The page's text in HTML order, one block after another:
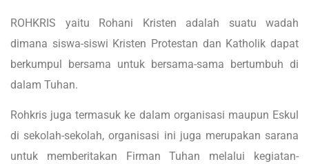
ROHKRIS yaitu Rohani Kristen adalah suatu wadah
dimana siswa-siswi Kristen Protestan dan Katholik dapat
berkumpul bersama untuk bersama-sama bertumbuh di
dalam Tuhan.
Rohkris juga termasuk ke dalam organisasi maupun Eskul
di sekolah-sekolah, organisasi ini juga merupakan sarana
untuk memberitakan Firman Tuhan melalui kegiatan-